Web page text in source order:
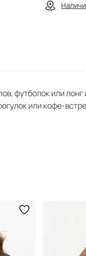
футболок или
или кофе-